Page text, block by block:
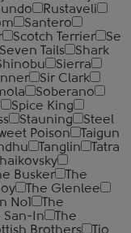
Rustaveli
Santero
Scotch Terrier
Se
Seven Tails
Shark
Sierra
Sir Clark
Soberano
Spice King
Stauning
Steel
Poison
Taigun
Tanglin
Tatra
Busker
The
The Glenlee
№1
The
San-In
The